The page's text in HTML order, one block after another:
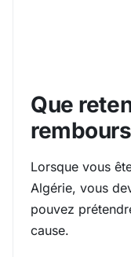
Que
Lorsque vous
Algérie, vous
pouvez
cause.